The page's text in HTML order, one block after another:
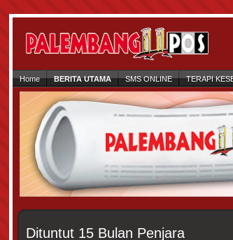
Home BERITA UTAMA SMS ONLINE TERAPI
Dituntut 15 Bulan Penjara